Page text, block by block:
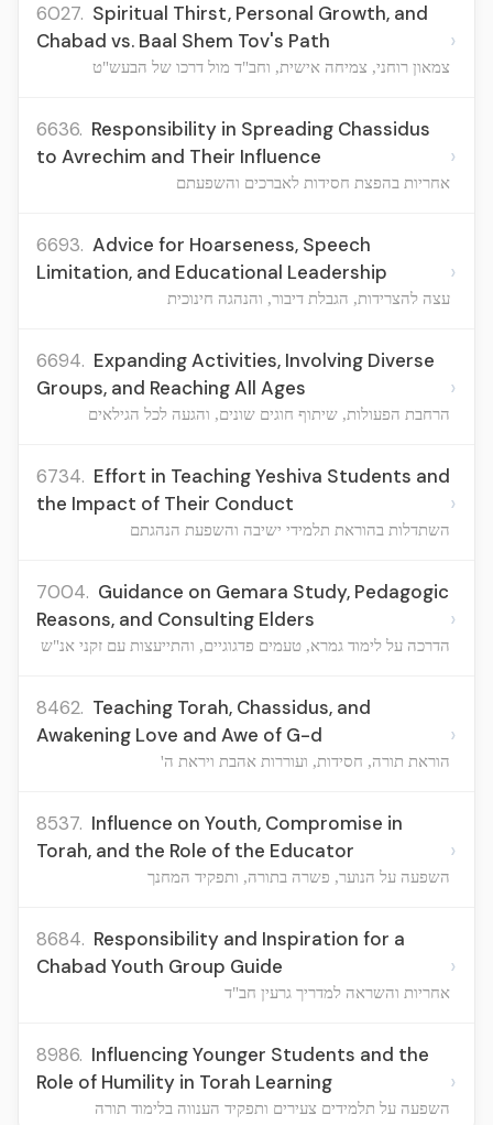
6027. Spiritual Thirst, Personal Growth, and
Chabad vs. Baal Shem Tov's Path
צמאון רוחני, צמיחה אישית, וחב"ד מול דרכו של הבעש"ט
›
6636. Responsibility in Spreading Chassidus
to Avrechim and Their Influence
אחריות בהפצת חסידות לאברכים והשפעתם
›
6693. Advice for Hoarseness, Speech
Limitation, and Educational Leadership
עצה להצרידות, הגבלת דיבור, והנהגה חינוכית
›
6694. Expanding Activities, Involving Diverse
Groups, and Reaching All Ages
הרחבת הפעולות, שיתוף חוגים שונים, והגעה לכל הגילאים
›
6734. Effort in Teaching Yeshiva Students and
the Impact of Their Conduct
השתדלות בהוראת תלמידי ישיבה והשפעת הנהגתם
›
7004. Guidance on Gemara Study, Pedagogic
Reasons, and Consulting Elders
הדרכה על לימוד גמרא, טעמים פדגוגיים, והתייעצות עם זקני אנ"ש
›
8462. Teaching Torah, Chassidus, and
Awakening Love and Awe of G-d
הוראת תורה, חסידות, ועוררות אהבת ויראת ה'
›
8537. Influence on Youth, Compromise in
Torah, and the Role of the Educator
השפעה על הנוער, פשרה בתורה, ותפקיד המחנך
›
8684. Responsibility and Inspiration for a
Chabad Youth Group Guide
אחריות והשראה למדריך גרעין חב"ד
›
8986. Influencing Younger Students and the
Role of Humility in Torah Learning
השפעה על תלמידים צעירים ותפקיד הענווה בלימוד תורה
›